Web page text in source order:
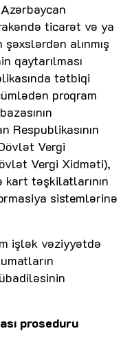
ticarət və ya
alınmış
qaytarılması
tətbiqi
proqram
Respublikasının
Vergi
Vergi Xidməti),
kart təşkilatlarının
sistemlərinə
işlək vəziyyətdə
proseduru